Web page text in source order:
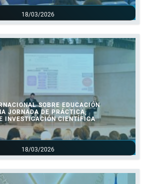
18/03/2026
18/03/2026
SOBRE EDUCACIÓN
JORNADA DE PRÁCTICA,
INVESTIGACIÓN CIENTÍFICA